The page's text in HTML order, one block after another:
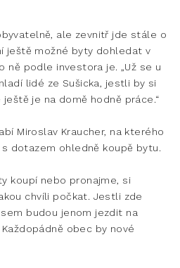
ale zevnitř jde stále o
ještě možné byty dohledat v
ně podle investora je. „Už se u
lidé ze Sušicka, jestli by si
je na domě hodně práce.“
Miroslav Kraucher, na kterého
dotazem ohledně koupě bytu.
koupí nebo pronajme, si
chvíli počkat. Jestli zde
budou jenom jezdit na
obec by nové